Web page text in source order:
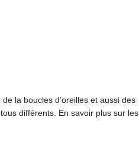
la boucles d’oreilles et aussi des
différents. En savoir plus sur les